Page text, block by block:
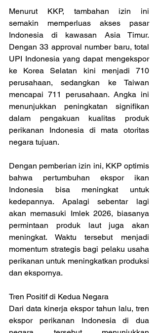
Menurut KKP, tambahan izin ini
semakin memperluas akses pasar
Indonesia di kawasan Asia Timur.
Dengan 33 approval number baru, total
UPI Indonesia yang dapat mengekspor
ke Korea Selatan kini menjadi 710
perusahaan, sedangkan ke Taiwan
mencapai 711 perusahaan. Angka ini
menunjukkan peningkatan signifikan
dalam pengakuan kualitas produk
perikanan Indonesia di mata otoritas
negara tujuan.
Dengan pemberian izin ini, KKP optimis
bahwa pertumbuhan ekspor ikan
Indonesia bisa meningkat untuk
kedepannya. Apalagi sebentar lagi
akan memasuki Imlek 2026, biasanya
permintaan produk laut juga akan
meningkat. Waktu tersebut menjadi
momentum strategis bagi pelaku usaha
perikanan untuk meningkatkan produksi
dan ekspornya.
Tren Positif di Kedua Negara
Dari data kinerja ekspor tahun lalu, tren
ekspor perikanan Indonesia di dua